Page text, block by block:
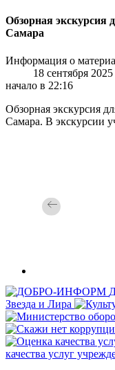
Обзорная
Самара
Информация о
18 сентября 2025
начало в 22:16
Обзорная экскурсия
Самара. В экскурсии
Звезда и Лира
качества услуг